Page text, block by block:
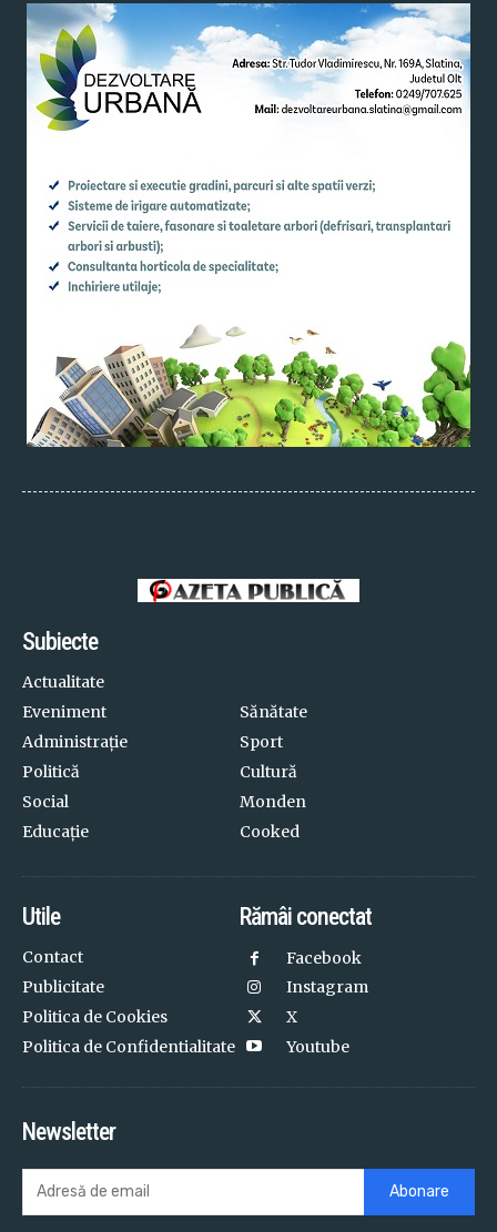
Subiecte
Actualitate
Eveniment
Administrație
Politică
Social
Educație
Sănătate
Sport
Cultură
Monden
Cooked
Utile
Contact
Publicitate
Politica de Cookies
Politica de Confidentialitate
Rămâi conectat
Facebook
Instagram
X
Youtube
Newsletter
Abonare